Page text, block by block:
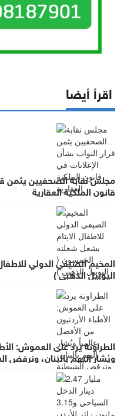
اقرأ أيضا
مجلس نقابة الصحفيين يثمن
قانون الملكية العقارية
المخيم الصيفي الدولي
اليوبيل الذهبي )
الطراونة يرد على العموش:
ويُشار إليهم بالبنان،
بالعموميات